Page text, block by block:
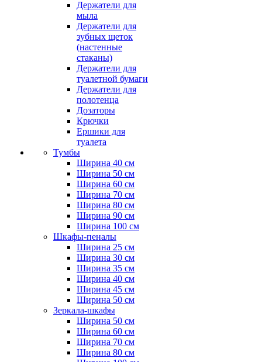
Держатели для
мыла
Держатели для
зубных щеток
(настенные
стаканы)
Держатели для
туалетной бумаги
Держатели для
полотенца
Дозаторы
Крючки
Ершики для
туалета
Тумбы
Ширина 40 см
Ширина 50 см
Ширина 60 см
Ширина 70 см
Ширина 80 см
Ширина 90 см
Ширина 100 см
Шкафы-пеналы
Ширина 25 см
Ширина 30 см
Ширина 35 см
Ширина 40 см
Ширина 45 см
Ширина 50 см
Зеркала-шкафы
Ширина 50 см
Ширина 60 см
Ширина 70 см
Ширина 80 см